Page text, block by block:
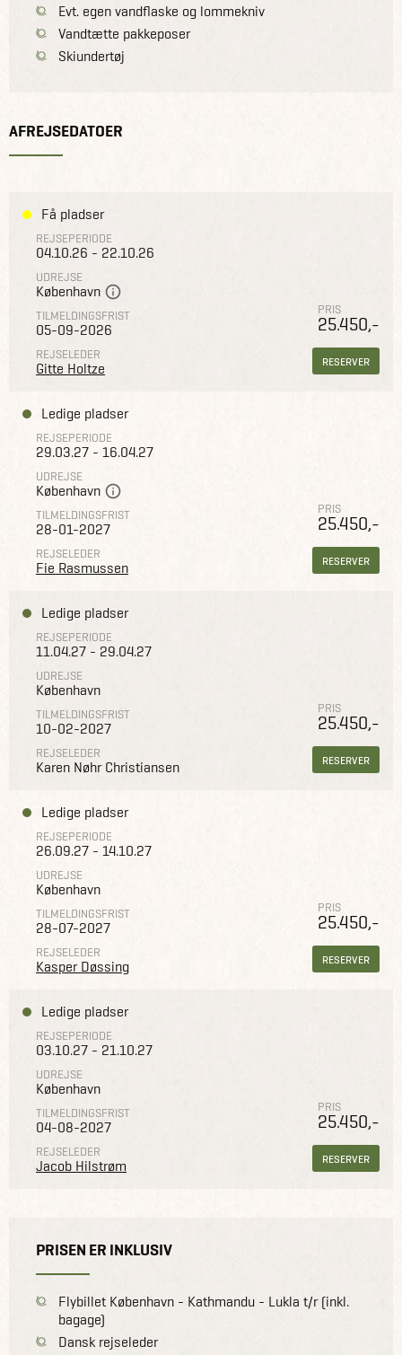
Evt. egen vandflaske og lommekniv
Vandtætte pakkeposer
Skiundertøj
AFREJSEDATOER
Få pladser
REJSEPERIODE
04.10.26 - 22.10.26
UDREJSE
København
TILMELDINGSFRIST
05-09-2026
REJSELEDER
Gitte Holtze
PRIS
25.450,-
RESERVER
Ledige pladser
REJSEPERIODE
29.03.27 - 16.04.27
UDREJSE
København
TILMELDINGSFRIST
28-01-2027
REJSELEDER
Fie Rasmussen
PRIS
25.450,-
RESERVER
Ledige pladser
REJSEPERIODE
11.04.27 - 29.04.27
UDREJSE
København
TILMELDINGSFRIST
10-02-2027
REJSELEDER
Karen Nøhr Christiansen
PRIS
25.450,-
RESERVER
Ledige pladser
REJSEPERIODE
26.09.27 - 14.10.27
UDREJSE
København
TILMELDINGSFRIST
28-07-2027
REJSELEDER
Kasper Døssing
PRIS
25.450,-
RESERVER
Ledige pladser
REJSEPERIODE
03.10.27 - 21.10.27
UDREJSE
København
TILMELDINGSFRIST
04-08-2027
REJSELEDER
Jacob Hilstrøm
PRIS
25.450,-
RESERVER
PRISEN ER INKLUSIV
Flybillet København - Kathmandu - Lukla t/r (inkl.
bagage)
Dansk rejseleder